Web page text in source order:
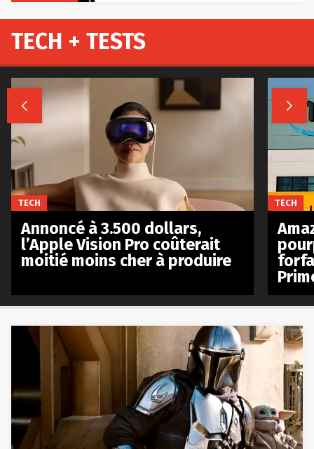
TECH + TESTS
 
TECH
Annoncé à 3.500 dollars,
l’Apple Vision Pro coûterait
moitié moins cher à produire
TECH